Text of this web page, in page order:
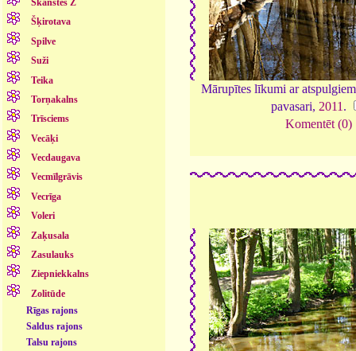
Skanstes Z
Šķirotava
Spilve
Suži
Teika
Torņakalns
Trīsciems
Vecāķi
Vecdaugava
Vecmīlgrāvis
Vecrīga
Voleri
Zaķusala
Zasulauks
Ziepniekkalns
Zolitūde
Rīgas rajons
Saldus rajons
Talsu rajons
Mārupītes līkumi ar
pavasari, 2011 .
Komentēt (0)